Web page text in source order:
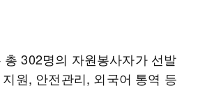
302명의 자원봉사자가 선발
원, 안전관리, 외국어 통역 등